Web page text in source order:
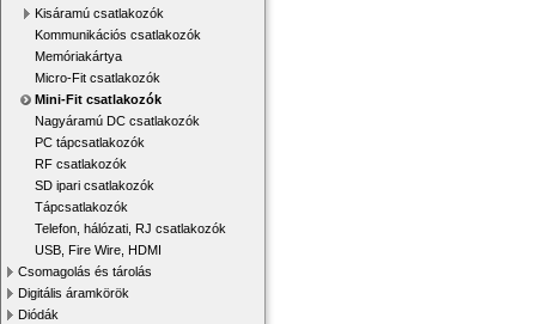
Kisáramú csatlakozók
Kommunikációs csatlakozók
Memóriakártya
Micro-Fit csatlakozók
Mini-Fit csatlakozók
Nagyáramú DC csatlakozók
PC tápcsatlakozók
RF csatlakozók
SD ipari csatlakozók
Tápcsatlakozók
Telefon, hálózati, RJ csatlakozók
USB, Fire Wire, HDMI
Csomagolás és tárolás
Digitális áramkörök
Diódák